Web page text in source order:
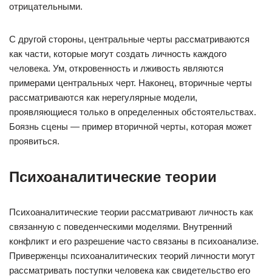
отрицательными.
С другой стороны, центральные черты рассматриваются
как части, которые могут создать личность каждого
человека. Ум, откровенность и лживость являются
примерами центральных черт. Наконец, вторичные черты
рассматриваются как нерегулярные модели,
проявляющиеся только в определенных обстоятельствах.
Боязнь сцены — пример вторичной черты, которая может
проявиться.
Психоаналитические теории
Психоаналитические теории рассматривают личность как
связанную с поведенческими моделями. Внутренний
конфликт и его разрешение часто связаны в психоанализе.
Приверженцы психоаналитических теорий личности могут
рассматривать поступки человека как свидетельство его